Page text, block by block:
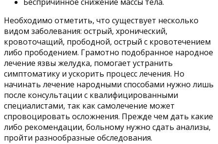
Беспричинное снижение массы тела.
Необходимо отметить, что существует несколько
видом заболевания: острый, хронический,
кровоточащий, прободной, острый с кровотечением
либо прободением. Грамотно подобранное народное
лечение язвы желудка, помогает устранить
симптоматику и ускорить процесс лечения. Но
начинать лечение народными способами нужно лишь
после консультации с квалифицированными
специалистами, так как самолечение может
спровоцировать осложнения. Прежде чем дать какие
либо рекомендации, больному нужно сдать анализы,
пройти разнообразные обследования.